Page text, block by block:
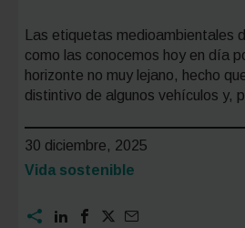
Las etiquetas medioambientales
como las conocemos hoy en día
horizonte no muy lejano, hecho
distintivo de algunos vehículos y,
30 diciembre, 2025
Categoría:
Vida sostenible